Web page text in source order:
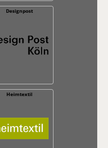
Designpost
Heimtextil